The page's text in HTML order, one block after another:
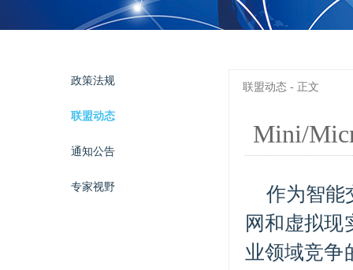
政策法规
联盟动态
通知公告
专家视野
联盟动态 - 正文
Mini/
作为智能
网和虚拟现
业领域竞争